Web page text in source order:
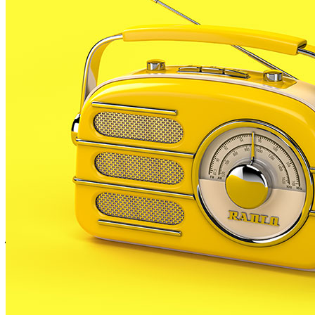
confirmat el pagament de les matrícules,
l’Ajuntament de Palafolls ha detectat quehan
quedat places lliures
en tots els torns del Casal
d’Estiu. Per aquest motiu, s’ha fixat un nou termini
de preinscripció excepcional per tal que cap infant es
quedi sense l’oportunitat de gaudir de les activitats
de lleure aquest estiu.
Segons les dades facilitades pel consistori, el volum
de places alliberades permet obrir noves sol·licituds
per als mesos de juliol i agost. Concretament, les
vacants disponibles són38 places la 1a quinzena de
juliol; 37 places la segona quinzena; 13 places la
primera quinzena d’agost; i 17 places la segona